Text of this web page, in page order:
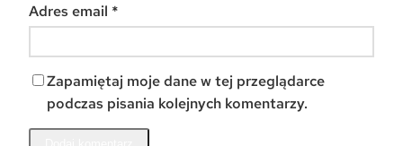
Adres email *
Zapamiętaj moje dane w tej przeglądarce
podczas pisania kolejnych komentarzy.